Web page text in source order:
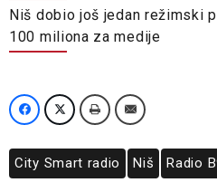
Niš dobio još jedan režimski
100 miliona za medije
City Smart radio Niš Radio